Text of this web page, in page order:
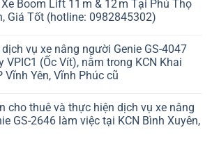
Boom Lift 11 m & 12 m Tại Phú Thọ
Giá Tốt (hotline: 0982845302)
vụ xe nâng người Genie GS-4047
VPIC1 (Ốc Vít), nằm trong KCN Khai
Vĩnh Yên, Vĩnh Phúc cũ
cho thuê và thực hiện dịch vụ xe nâng
GS-2646 làm việc tại KCN Bình Xuyên,